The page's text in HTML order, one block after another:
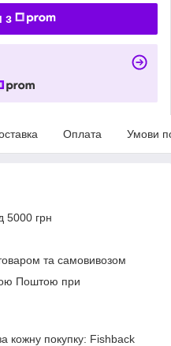
з
Оплата Умови
5000 грн
та самовивозом
Поштою при
кожну покупку: Fishback